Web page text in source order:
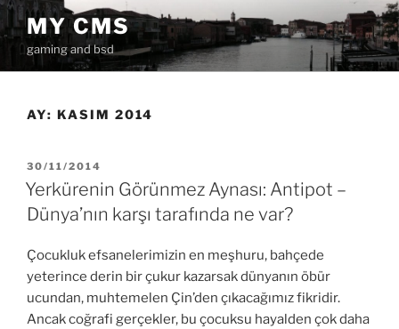
İçeriğe
geç MY CMS
gaming and bsd
AY: KASIM 2014
YAYIM
TARIHI
30/11/2014
Yerkürenin Görünmez Aynası: Antipot –
Dünya’nın karşı tarafında ne var?
Çocukluk efsanelerimizin en meşhuru, bahçede
yeterince derin bir çukur kazarsak dünyanın öbür
ucundan, muhtemelen Çin’den çıkacağımız fikridir.
Ancak coğrafi gerçekler, bu çocuksu hayalden çok daha